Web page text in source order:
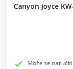
Canyon Joyce
 Može se naručiti